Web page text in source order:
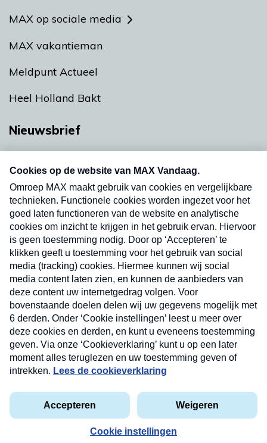
MAX op sociale media
MAX vakantieman
Meldpunt Actueel
Heel Holland Bakt
Nieuwsbrief
nieuwsbrief. Elke vrijdag- en dinsdagochtend in
uw mailbox.
Verzend
Privacyverklaring
Cookieverklaring
Kwetsbaarheid melden
Copyright © 2026 MAX Vandaag - Omroep MAX
Nieuwsbrief
Neem hier een gratis abonnement op onze
nieuwsbrief. Elke vrijdag- en dinsdagochtend in uw